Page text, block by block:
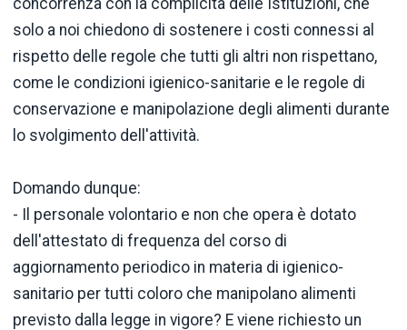
solo a noi chiedono di sostenere i costi connessi al
rispetto delle regole che tutti gli altri non rispettano,
come le condizioni igienico-sanitarie e le regole di
conservazione e manipolazione degli alimenti durante
lo svolgimento dell'attività.
Domando dunque:
- Il personale volontario e non che opera è dotato
dell'attestato di frequenza del corso di
aggiornamento periodico in materia di igienico-
sanitario per tutti coloro che manipolano alimenti
previsto dalla legge in vigore? E viene richiesto un